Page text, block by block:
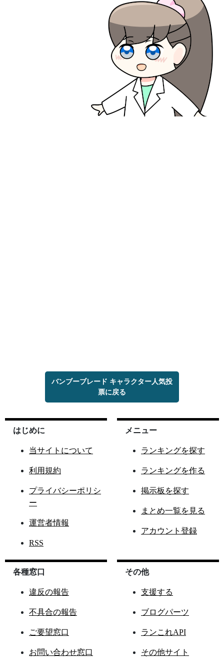
バンブーブレード キャラクター人気投
票に戻る
はじめに
当サイトについて
利用規約
プライバシーポリシ
ー
運営者情報
RSS
メニュー
ランキングを探す
ランキングを作る
掲示板を探す
まとめ一覧を見る
アカウント登録
各種窓口
違反の報告
不具合の報告
ご要望窓口
お問い合わせ窓口
その他
支援する
ブログパーツ
ランこれAPI
その他サイト